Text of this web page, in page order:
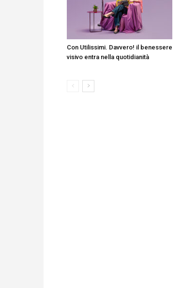
Con Utilissimi. Davvero! il benessere
visivo entra nella quotidianità